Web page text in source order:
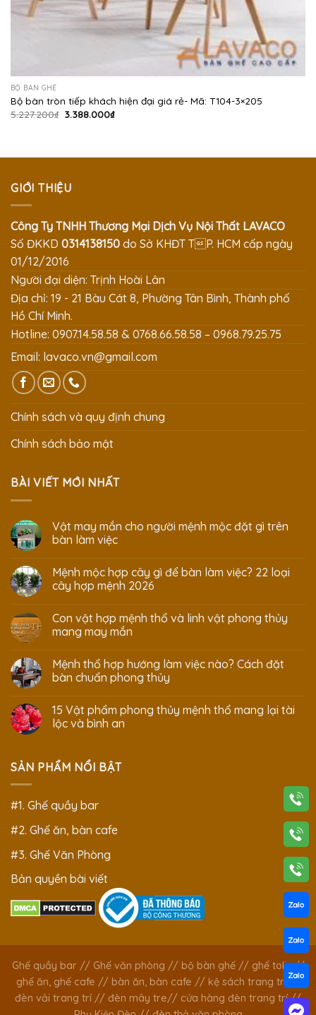
BỘ BÀN GHẾ
Bộ bàn tròn tiếp khách hiện đại giá rẻ- Mã: T104-3×205
5.227.200₫ Giá
3.388.000₫Giá
GIỚI THIỆU
Công Ty TNHH Thương Mại Dịch Vụ Nội Thất LAVACO
Số ĐKKD 0314138150 do Sở KHĐT TP. HCM cấp ngày
01/12/2016
Người đại diện: Trịnh Hoài Lân
Địa chỉ: 19 - 21 Bàu Cát 8, Phường Tân Bình, Thành phố
Hồ Chí Minh.
Hotline: 0907.14.58.58 & 0768.66.58.58 – 0968.79.25.75
Email: lavaco.vn@gmail.com
Chính sách và quy định chung
Chính sách bảo mật
BÀI VIẾT MỚI NHẤT
Vật may mắn cho người mệnh mộc đặt gì trên
bàn làm việc
Mệnh mộc hợp cây gì để bàn làm việc? 22 loại
cây hợp mệnh 2026
Con vật hợp mệnh thổ và linh vật phong thủy
mang may mắn
Mệnh thổ hợp hướng làm việc nào? Cách đặt
bàn chuẩn phong thủy
15 Vật phẩm phong thủy mệnh thổ mang lại tài
lộc và bình an
SẢN PHẨM NỔI BẬT
#1. Ghế quầy bar
#2. Ghế ăn, bàn cafe
#3. Ghế Văn Phòng
Bản quyền bài viết
Ghế quầy bar// Ghế văn phòng // bộ bàn ghế// ghế tolix//
ghế ăn, ghế cafe // bàn ăn, bàn cafe // kệ sách trang trí //
đèn vải trang trí // đèn mây tre// cửa hàng đèn trang trí//